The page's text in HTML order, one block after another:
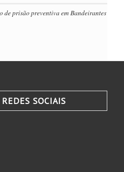
prisão preventiva em Bandeirantes
SOCIAIS